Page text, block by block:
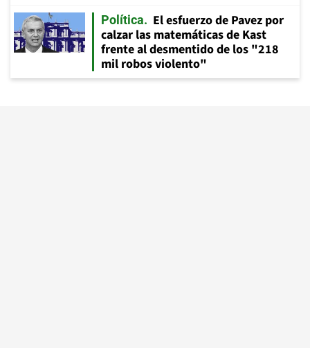
Política
El esfuerzo de Pavez por
calzar las matemáticas de Kast
frente al desmentido de los "218
mil robos violento"